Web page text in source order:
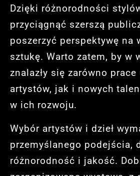
Dzięki różnorodności
przyciągnąć szerszą
poszerzyć perspektywę na
sztukę. Warto zatem, by w
znalazły się zarówno prace
artystów, jak i nowych
w ich rozwoju.
Wybór artystów i dzieł
przemyślanego podejścia,
różnorodność i jakość.